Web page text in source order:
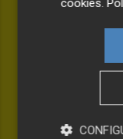
Awer
cookies.